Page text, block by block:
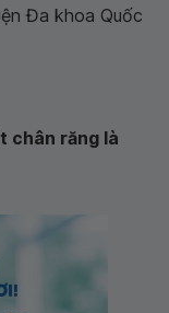
Đa khoa Quốc
chân răng là